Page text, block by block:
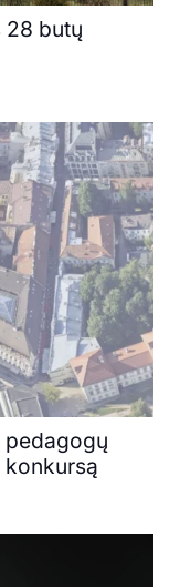
28 butų